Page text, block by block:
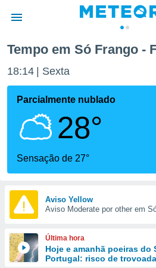
da
foi
fornecidas
a este
das
e
forma
digital
Tempo em Só Frango -
18:14 Sexta
Parcialmente nublado
28°
Sensação de 27°
Aviso Yellow
Aviso Moderate por other em
Última hora
Hoje e amanhã poeiras do
Portugal: risco de